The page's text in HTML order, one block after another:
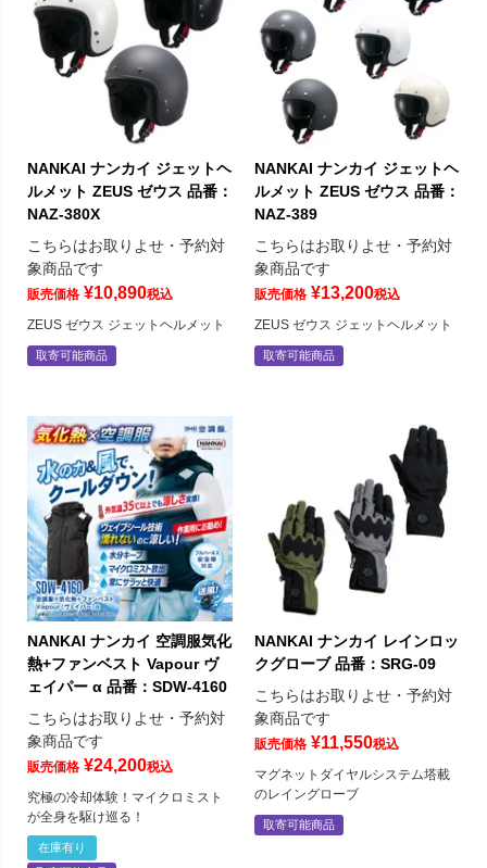
NANKAI ナンカイ ジェットヘ
ルメット ZEUS ゼウス 品番：
NAZ-380X
こちらはお取りよせ・予約対
象商品です
販売価格 ¥10,890税込
ZEUS ゼウス ジェットヘルメット
取寄可能商品
NANKAI ナンカイ ジェットヘ
ルメット ZEUS ゼウス 品番：
NAZ-389
こちらはお取りよせ・予約対
象商品です
販売価格 ¥13,200税込
ZEUS ゼウス ジェットヘルメット
取寄可能商品
NANKAI ナンカイ 空調服気化
熱+ファンベスト Vapour ヴ
ェイパー α 品番：SDW-4160
こちらはお取りよせ・予約対
象商品です
販売価格 ¥24,200税込
究極の冷却体験！マイクロミスト
が全身を駆け巡る！
在庫有り
NANKAI ナンカイ レインロッ
クグローブ 品番：SRG-09
こちらはお取りよせ・予約対
象商品です
販売価格 ¥11,550税込
マグネットダイヤルシステム塔載
のレイングローブ
取寄可能商品